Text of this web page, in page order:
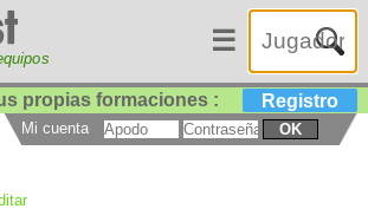
☰
propias formaciones : Registro
Mi cuenta OK